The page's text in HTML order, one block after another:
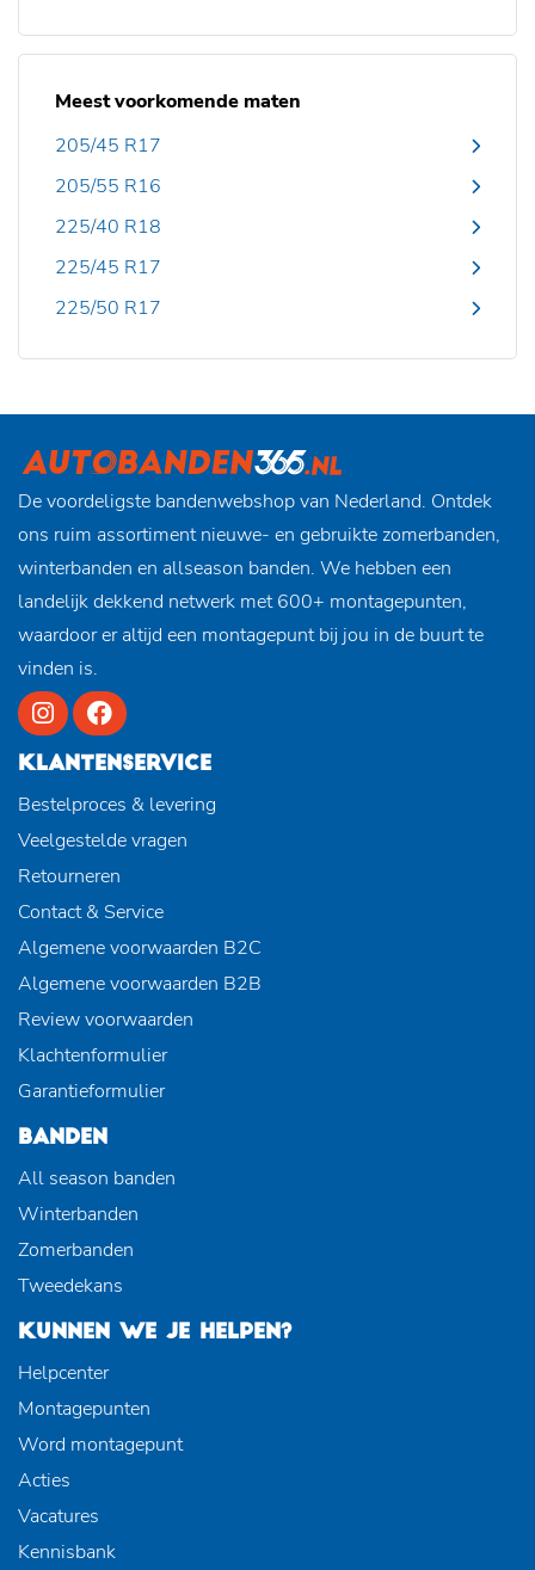
Meest voorkomende maten
205/45 R17
205/55 R16
225/40 R18
225/45 R17
225/50 R17
De voordeligste bandenwebshop van Nederland. Ontdek
ons ruim assortiment nieuwe- en gebruikte zomerbanden,
winterbanden en allseason banden. We hebben een
landelijk dekkend netwerk met 600+ montagepunten,
waardoor er altijd een montagepunt bij jou in de buurt te
vinden is.
KLANTENSERVICE
Bestelproces & levering
Veelgestelde vragen
Retourneren
Contact & Service
Algemene voorwaarden B2C
Algemene voorwaarden B2B
Review voorwaarden
Klachtenformulier
Garantieformulier
BANDEN
All season banden
Winterbanden
Zomerbanden
Tweedekans
KUNNEN WE JE HELPEN?
Helpcenter
Montagepunten
Word montagepunt
Acties
Vacatures
Kennisbank